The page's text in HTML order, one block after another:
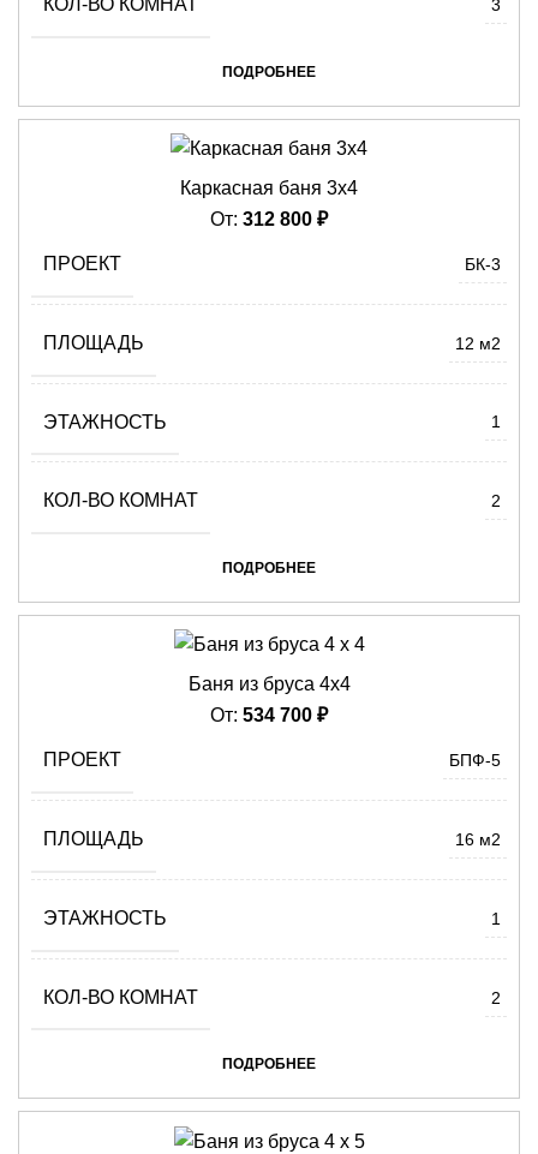
3
ПОДРОБНЕЕ
Каркасная баня 3х4
От: 312 800 ₽
ПРОЕКТ БК-3
ПЛОЩАДЬ 12 м2
ЭТАЖНОСТЬ 1
КОЛ-ВО КОМНАТ 2
ПОДРОБНЕЕ
Баня из бруса 4х4
От: 534 700 ₽
ПРОЕКТ БПФ-5
ПЛОЩАДЬ 16 м2
ЭТАЖНОСТЬ 1
КОЛ-ВО КОМНАТ 2
ПОДРОБНЕЕ